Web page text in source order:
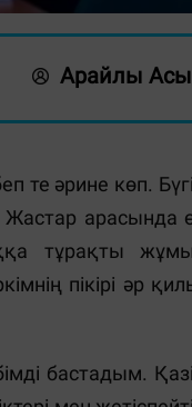
Арайлы
те әрине көп.
Жастар арасында
тұрақты
пікірі әр
бастадым.